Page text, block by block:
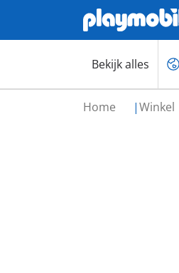
Bekijk alles
Home Winkel